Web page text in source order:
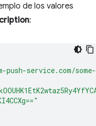
de los valores
:
push-service.com/